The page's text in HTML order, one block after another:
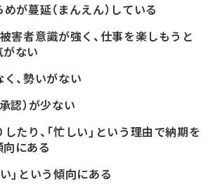
が蔓延（まんえん）している
害者意識が強く、仕事を楽しもうと
ない
、勢いがない
認）が少ない
たり、「忙しい」という理由で納期を
にある
」という傾向にある